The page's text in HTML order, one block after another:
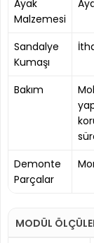
Ayak
Malzemesi
Sandalye
Kumaşı
Bakım
Demonte
Parçalar
MODÜL